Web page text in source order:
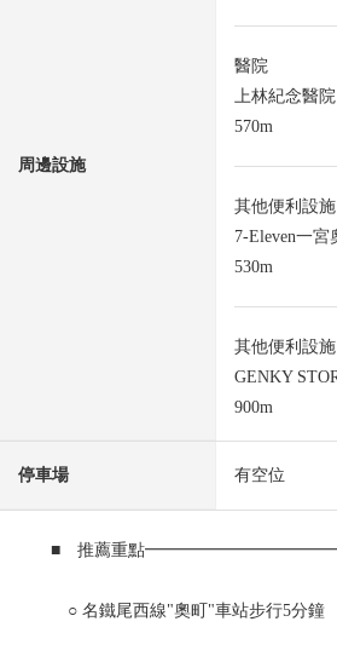
周邊設施
醫院
上林紀念醫院
570m
其他便利設施
7-Eleven一宮
530m
其他便利設施
GENKY
900m
停車場 有空位
■ 推薦重點
○ 名鐵尾西線"奧町"車站步行5分鐘